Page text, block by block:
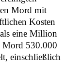
Mord mit
Kosten
eine Million
Mord 530.000
einschließlich